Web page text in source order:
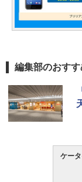
編集部のおす
ケー